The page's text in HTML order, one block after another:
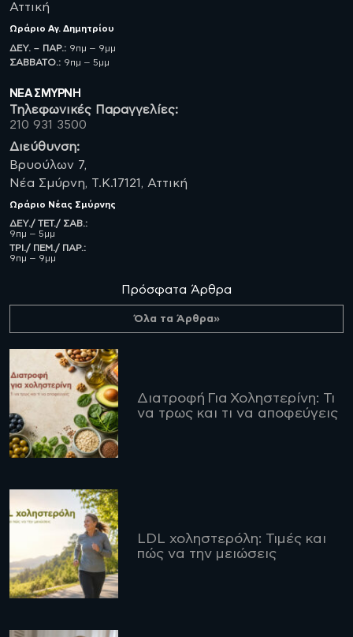
Αττική
Ωράριο Αγ. Δημητρίου
ΔΕΥ. – ΠΑΡ.: 9πμ – 9μμ
ΣΑΒBATO.: 9πμ – 5μμ
ΝΈΑ ΣΜΥΡΝΗ
Τηλεφωνικές Παραγγελίες:
210 931 3500
Διεύθυνση:
Βρυούλων 7,
Νέα Σμύρνη, Τ.Κ.17121, Αττική
Ωράριο Νέας Σμύρνης
ΔΕΥ./ ΤΕΤ./ ΣΑΒ.:
9πμ – 5μμ
ΤΡΙ./ ΠΕΜ./ ΠΑΡ.:
9πμ – 9μμ
Πρόσφατα Άρθρα
Όλα τα Άρθρα»
Διατροφή Για Χοληστερίνη: Τι
να τρως και τι να αποφεύγεις
LDL χοληστερόλη: Τιμές και
πώς να την μειώσεις